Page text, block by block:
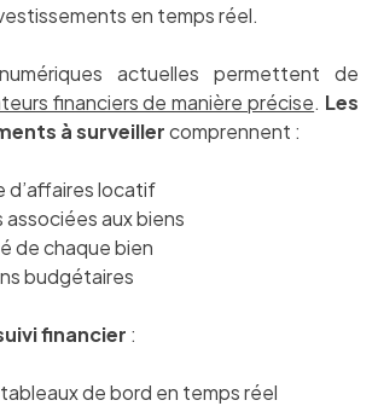
en temps réel.
actuelles permettent de
financiers de manière précise. Les
à surveillercomprennent :
d’affaires locatif
associées aux biens
de chaque bien
budgétaires
financier :
de bord en temps réel